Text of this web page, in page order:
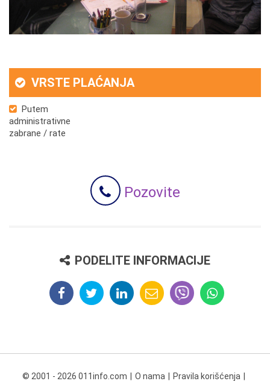
VRSTE PLAĆANJA
Putem
administrativne
zabrane / rate
Pozovite
PODELITE INFORMACIJE
© 2001 - 2026 011info.com O nama Pravila korišćenja